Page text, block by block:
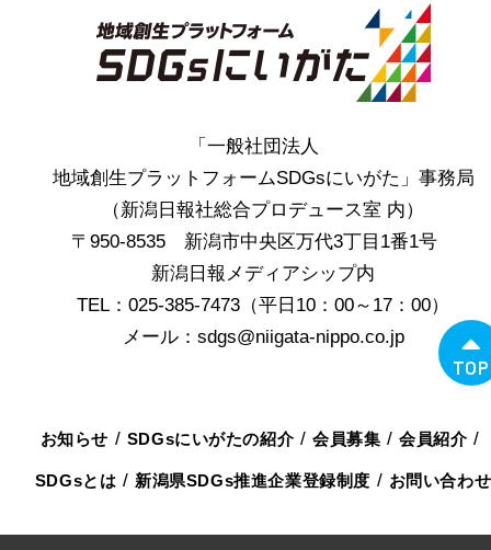
TOP
「一般社団法人
地域創生プラットフォームSDGsにいがた」事務局
（新潟日報社総合プロデュース室 内）
〒950-8535 新潟市中央区万代3丁目1番1号
新潟日報メディアシップ内
TEL：025-385-7473（平日10：00～17：00）
メール：sdgs@niigata-nippo.co.jp
お知らせ SDGsにいがたの紹介 会員募集 会員紹介
SDGsとは 新潟県SDGs推進企業登録制度 お問い合わせ